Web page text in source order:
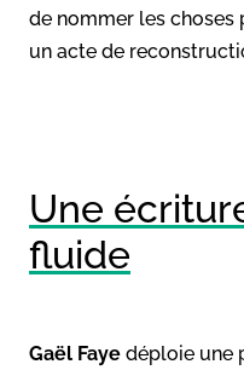
de nommer les choses
un acte de
Une
fluide
Gaël Faye déploie une